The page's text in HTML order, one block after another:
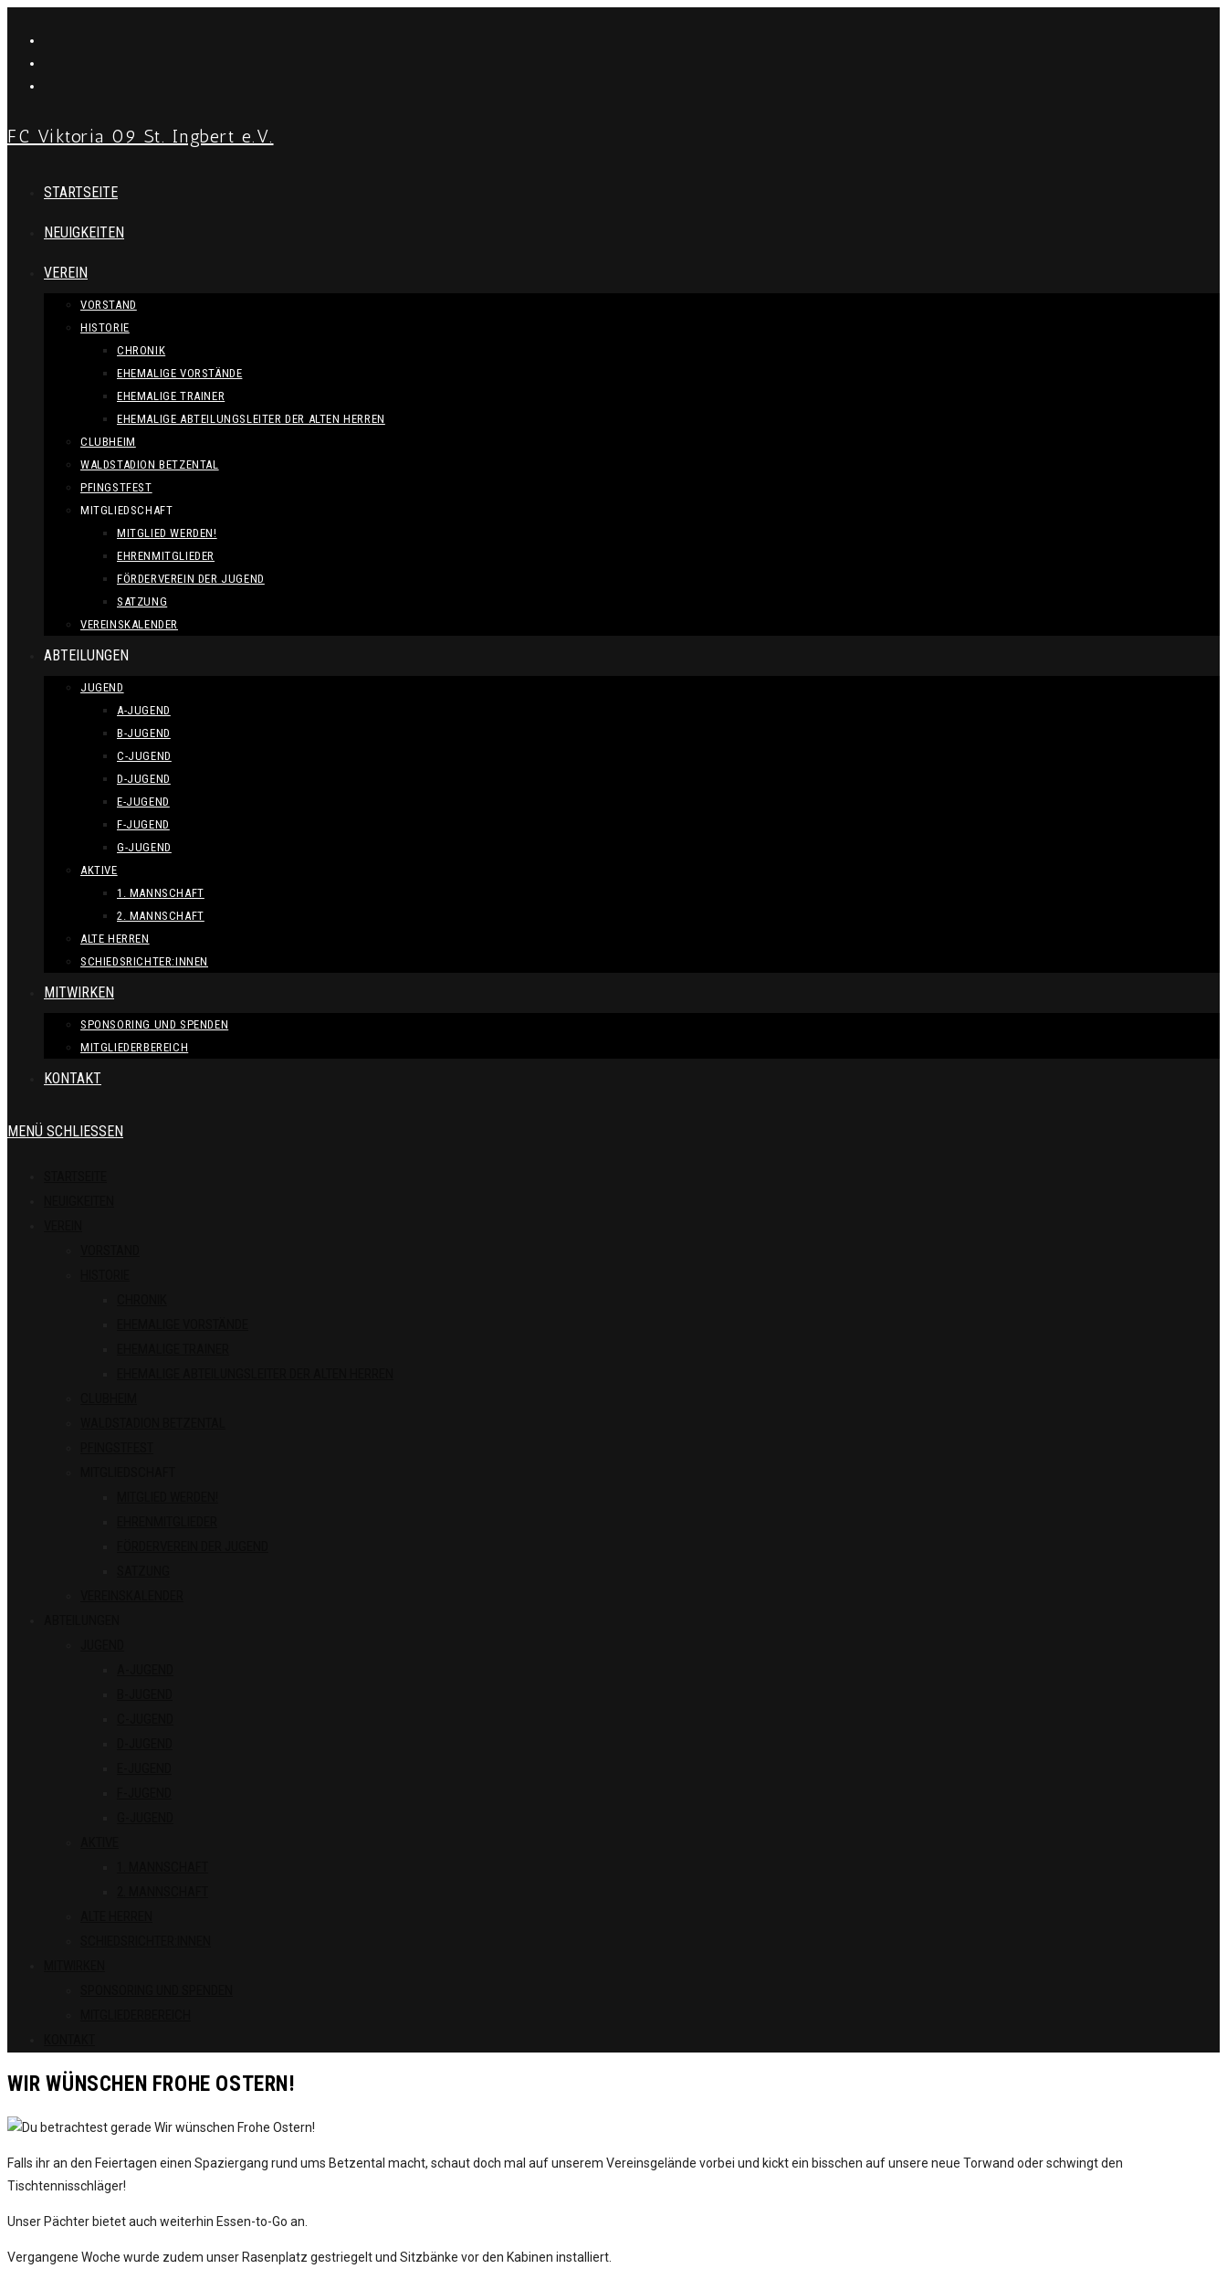
Inhalt
springen
FC Viktoria 09 St. Ingbert e.V.
STARTSEITE
NEUIGKEITEN
VEREIN
VORSTAND
HISTORIE
CHRONIK
EHEMALIGE VORSTÄNDE
EHEMALIGE TRAINER
EHEMALIGE ABTEILUNGSLEITER DER ALTEN HERREN
CLUBHEIM
WALDSTADION BETZENTAL
PFINGSTFEST
MITGLIEDSCHAFT
MITGLIED WERDEN!
EHRENMITGLIEDER
FÖRDERVEREIN DER JUGEND
SATZUNG
VEREINSKALENDER
ABTEILUNGEN
JUGEND
A-JUGEND
B-JUGEND
C-JUGEND
D-JUGEND
E-JUGEND
F-JUGEND
G-JUGEND
AKTIVE
1. MANNSCHAFT
2. MANNSCHAFT
ALTE HERREN
SCHIEDSRICHTER:INNEN
MITWIRKEN
SPONSORING UND SPENDEN
MITGLIEDERBEREICH
KONTAKT
MENÜ SCHLIESSEN
WIR WÜNSCHEN FROHE OSTERN!
Falls ihr an den Feiertagen einen Spaziergang rund ums Betzental macht, schaut doch mal auf unserem Vereinsgelände vorbei und kickt ein bisschen auf unsere neue Torwand oder schwingt den
Tischtennisschläger!
Unser Pächter bietet auch weiterhin Essen-to-Go an.
Vergangene Woche wurde zudem unser Rasenplatz gestriegelt und Sitzbänke vor den Kabinen installiert.